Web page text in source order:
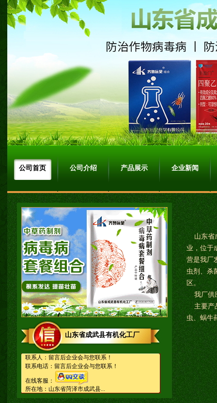
公司首页 公司介绍 产品展示 企业新闻
山东省成武县有机化工厂
联系人：留言后企业会与您联系！
联系电话：留言后企业会与您联系！
在线客服：
所在地：山东省菏泽市成武县...
山东省成
业，位于
营是我厂
虫剂、杀
区。
我厂供应
主要产品
虫、蜗牛